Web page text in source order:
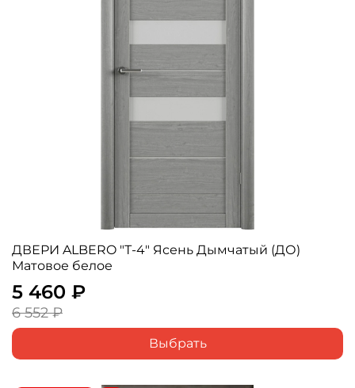
ДВЕРИ ALBERO "Т-4" Ясень Дымчатый (ДО)
Матовое белое
5 460 ₽
6 552 ₽
Выбрать